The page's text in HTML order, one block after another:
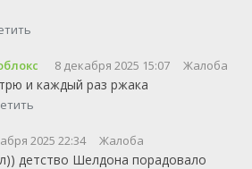
8 декабря 2025 15:07 Жалоба
и каждый раз ржака
2025 22:34 Жалоба
детство Шелдона порадовало